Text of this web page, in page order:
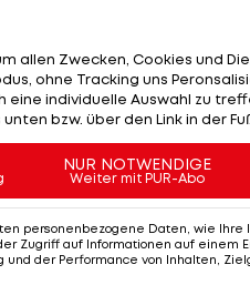
fünften Homerun in
nur Reggie Jackson
in einer Finalserie
zwölf Jahren schaffte
gegründete
Rekord-Champion NY
den Weg ins Finale.
allen Zwecken, Cookies und
ohne Tracking uns
individuelle Auswahl zu
bzw. über den Link in der
NUR NOTWENDIGE
Weiter mit PUR-Abo
personenbezogene Daten, wie Ihre
Zugriff auf Informationen auf einem
der Performance von Inhalten,